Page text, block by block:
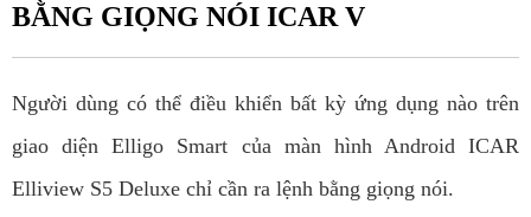
BẰNG GIỌNG NÓI ICAR V
Người dùng có thể điều khiển bất kỳ ứng dụng nào trên
giao diện Elligo Smart của màn hình Android ICAR
Elliview S5 Deluxe chỉ cần ra lệnh bằng giọng nói.